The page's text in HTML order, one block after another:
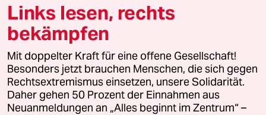
Väter dazu bewegt, ihre Kinder
plötzlich zu betreuen, es ist von vorn
herein positiv- für`s Kind, denn was
die Mutter solange vermisste, steht
ihr nun in Aussicht. Worum geht es
hierbei ? Um die Rechtfertigung der
Mutter oder um das Wohl des Kindes.
Die Art der Rechtfertigung ist ein
Links lesen, rechts
bekämpfen
Mit doppelter Kraft für eine offene Gesellschaft!
Besonders jetzt brauchen Menschen, die sich gegen
Rechtsextremismus einsetzen, unsere Solidarität.
Daher gehen 50 Prozent der Einnahmen aus
Neuanmeldungen an „Alles beginnt im Zentrum“ –